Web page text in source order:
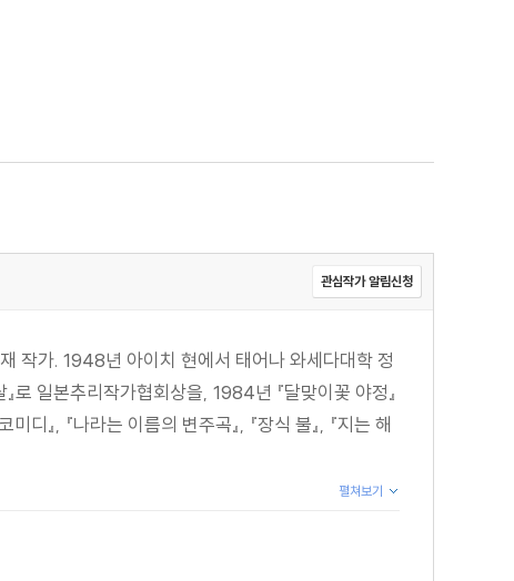
관심작가 알림신청
작가. 1948년 아이치 현에서 태어나 와세다대학 정
로 일본추리작가협회상을, 1984년 『달맞이꽃 야정』
』, 『나라는 이름의 변주곡』, 『장식 불』, 『지는 해
펼쳐보기